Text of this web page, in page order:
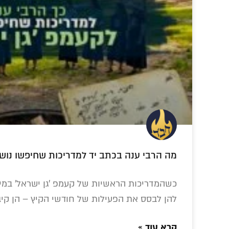
מה הרבי ענה בכתב יד למדריכות שחיפשו
כשהמדריכות הראשיות של קעמפ 'גן ישראל'
להן לבסס את הפעילות של חודשי הקיץ – הן
התכתבויות במיזם ה-AI 'בינה גאולתית'
להבאת הגאולה –
בדור השביעי'
ביקור מלכותי של
בעיר בוברויסק